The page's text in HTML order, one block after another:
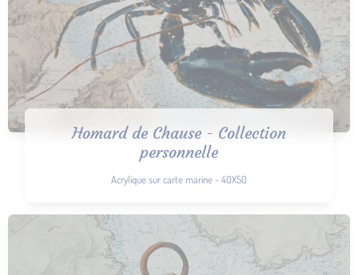
Homard de Chause - Collection
personnelle
Acrylique sur carte marine - 40X50